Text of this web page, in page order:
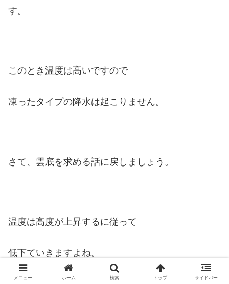
す。
このとき温度は高いですので
凍ったタイプの降水は起こりません。
さて、雲底を求める話に戻しましょう。
温度は高度が上昇するに従って
低下ていきますよね。
メニュー ホーム 検索 トップ サイドバー